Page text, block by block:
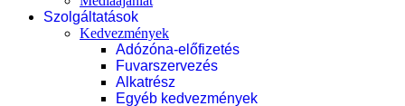
Szolgáltatások
Kedvezmények
Adózóna-előfizetés
Fuvarszervezés
Alkatrész
Egyéb kedvezmények